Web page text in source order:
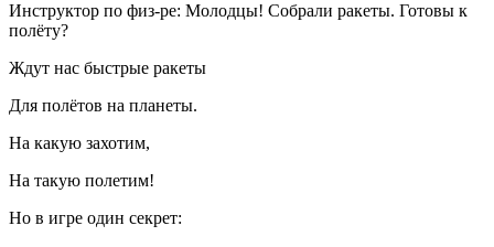
Инструктор по физ-ре: Молодцы! Собрали ракеты. Готовы к
полёту?
Ждут нас быстрые ракеты
Для полётов на планеты.
На какую захотим,
На такую полетим!
Но в игре один секрет: